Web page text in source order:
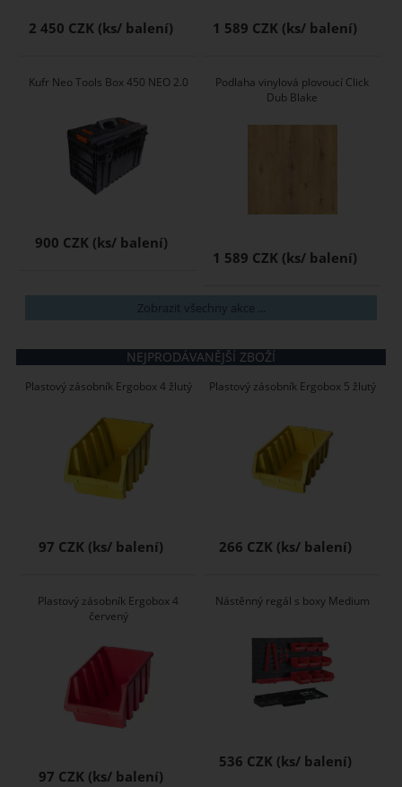
2 450 CZK 1 589 CZK
Kufr Neo Tools Box 450 NEO 2.0
900 CZK
Podlaha vinylová plovoucí Click
Dub Blake
1 589 CZK
Zobrazit všechny akce ...
NEJPRODÁVANĚJŠÍ ZBOŽÍ
Plastový zásobník Ergobox 4 žlutý
97 CZK
Plastový zásobník Ergobox 5 žlutý
266 CZK
Plastový zásobník Ergobox 4
červený
97 CZK
Nástěnný regál s boxy Medium
536 CZK